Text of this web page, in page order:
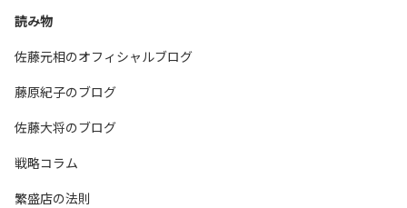
読み物
佐藤元相のオフィシャルブログ
藤原紀子のブログ
佐藤大将のブログ
戦略コラム
繁盛店の法則